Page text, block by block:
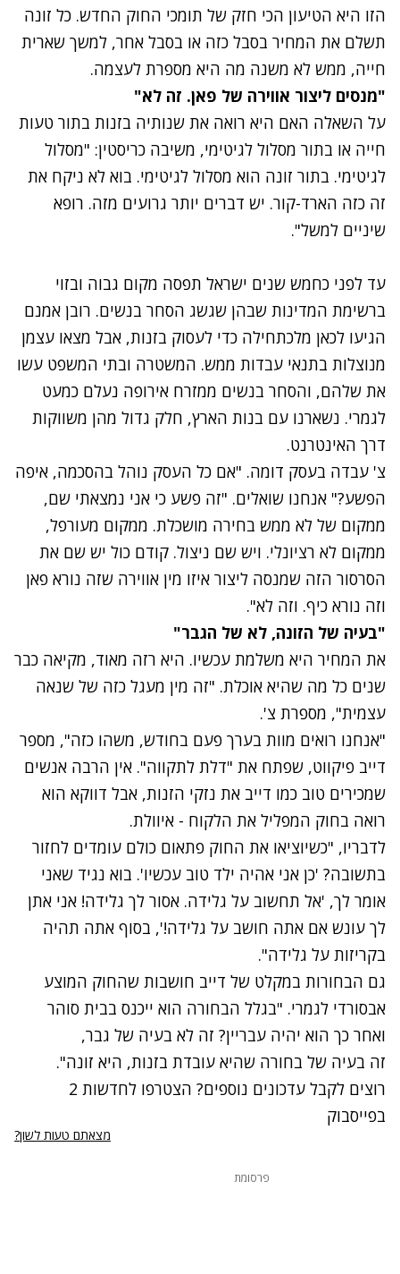
הזו היא הטיעון הכי חזק של תומכי החוק החדש. כל זונה
תשלם את המחיר בסבל כזה או בסבל אחר, למשך שארית
חייה, ממש לא משנה מה היא מספרת לעצמה.
"מנסים ליצור אווירה של פאן. זה לא"
על השאלה האם היא רואה את שנותיה בזנות בתור טעות
חייה או בתור מסלול לגיטימי, משיבה כריסטין: "מסלול
לגיטימי. בתור זונה הוא מסלול לגיטימי. בוא לא ניקח את
זה כזה הארד-קור. יש דברים יותר גרועים מזה. רופא
שיניים למשל".
עד לפני כחמש שנים ישראל תפסה מקום גבוה ובזוי
ברשימת המדינות שבהן שגשג הסחר בנשים. רובן אמנם
הגיעו לכאן מלכתחילה כדי לעסוק בזנות, אבל מצאו עצמן
מנוצלות בתנאי עבדות ממש. המשטרה ובתי המשפט עשו
את שלהם, והסחר בנשים ממזרח אירופה נעלם כמעט
לגמרי. נשארנו עם בנות הארץ, חלק גדול מהן משווקות
דרך האינטרנט.
צ' עבדה בעסק דומה. "אם כל העסק נוהל בהסכמה, איפה
הפשע?" אנחנו שואלים. "זה פשע כי אני נמצאתי שם,
ממקום של לא ממש בחירה מושכלת. ממקום מעורפל,
ממקום לא רציונלי. ויש שם ניצול. קודם כול יש שם את
הסרסור הזה שמנסה ליצור איזו מין אווירה שזה נורא פאן
וזה נורא כיף. וזה לא".
"בעיה של הזונה, לא של הגבר"
את המחיר היא משלמת עכשיו. היא רזה מאוד, מקיאה כבר
שנים כל מה שהיא אוכלת. "זה מין מעגל כזה של שנאה
עצמית", מספרת צ'.
"אנחנו רואים מוות בערך פעם בחודש, משהו כזה", מספר
דייב פיקווט, שפתח את "דלת לתקווה". אין הרבה אנשים
שמכירים טוב כמו דייב את נזקי הזנות, אבל דווקא הוא
רואה בחוק המפליל את הלקוח - איוולת.
לדבריו, "כשיוציאו את החוק פתאום כולם עומדים לחזור
בתשובה? 'כן אני אהיה ילד טוב עכשיו'. בוא נגיד שאני
אומר לך, 'אל תחשוב על גלידה. אסור לך גלידה! אני אתן
לך עונש אם אתה חושב על גלידה!', בסוף אתה תהיה
בקריזות על גלידה".
גם הבחורות במקלט של דייב חושבות שהחוק המוצע
אבסורדי לגמרי. "בגלל הבחורה הוא ייכנס בבית סוהר
ואחר כך הוא יהיה עבריין? זה לא בעיה של גבר,
זה בעיה של בחורה שהיא עובדת בזנות, היא זונה".
רוצים לקבל עדכונים נוספים? הצטרפו לחדשות 2
בפייסבוק
מצאתם טעות לשון?
פרסומת